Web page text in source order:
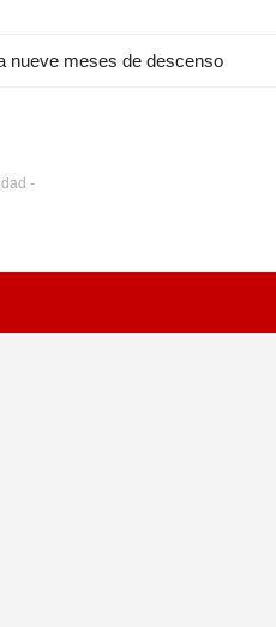
nueve meses de descenso
-